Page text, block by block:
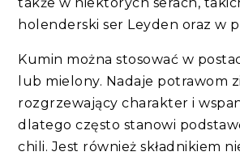
także w niektórych serach,
holenderski ser Leyden oraz w
Kumin można stosować w
lub mielony. Nadaje potrawom
rozgrzewający charakter i
dlatego często stanowi
chili. Jest również składnikiem